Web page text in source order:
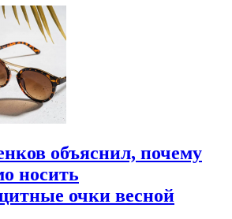
объяснил, почему
носить
очки весной